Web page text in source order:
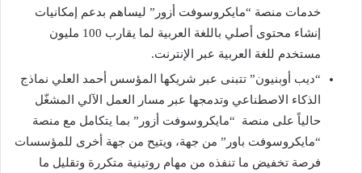
خدمات منصة “مايكروسوفت أزور” ليساهم بدعم إمكانيات
إنشاء محتوى أصلي باللغة العربية لما يقارب 100 مليون
مستخدم للغة العربية عبر الإنترنت.
“ديب أوبنيون” تتبنى عبر شريكها المؤسس أحمد العلي نماذج
الذكاء الاصطناعي وتدمجها عبر مسار العمل الآلي المشغّل
حالياً على منصة “مايكروسوفت أزور” بما يتكامل مع منصة
“مايكروسوفت باور” من جهة، ويتيح من جهة أخرى للمؤسسات
فرصة تخفيض ما تنفذه من مهام روتينية متكررة وتقليل ما